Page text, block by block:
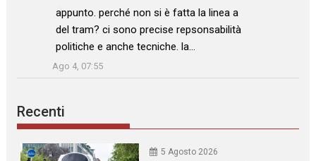
: “
appunto. perché non si è fatta la linea a
del tram? ci sono precise repsonsabilità
politiche e anche tecniche. la…
”
Ago 4, 07:55
Recenti
5 Agosto 2026